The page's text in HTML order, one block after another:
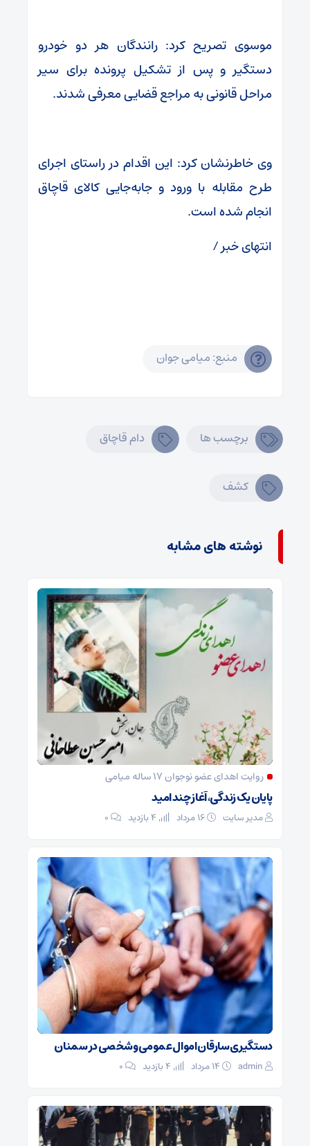
موسوی تصریح کرد: رانندگان هر دو خودرو
دستگیر و پس از تشکیل پرونده برای سیر
مراحل قانونی به مراجع قضایی معرفی شدند.
وی خاطرنشان کرد: این اقدام در راستای اجرای
طرح مقابله با ورود و جابه‌جایی کالای قاچاق
انجام شده است.
انتهای خبر /
منبع: میامی جوان
برچسب ها دام قاچاق
کشف
نوشته های مشابه
روایت اهدای عضو نوجوان ۱۷ ساله میامی
پایان یک زندگی، آغاز چند امید
مدیر سایت ۰
دستگیری سارقان اموال عمومی و شخصی در سمنان
admin ۰